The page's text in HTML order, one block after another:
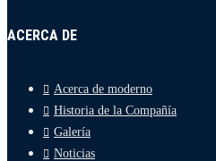
ACERCA DE
Acerca de moderno
Historia de la Compañía
Galería
Noticias